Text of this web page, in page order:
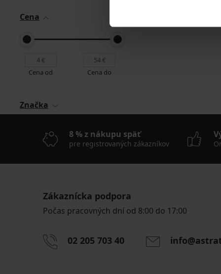
Cena
Cena od Cena do
Značka
8 % z nákupu späť
pre registrovaných zákazníkov
Zákaznícka podpora
Počas pracovných dní od 8:00 do 17:00
02 205 703 40